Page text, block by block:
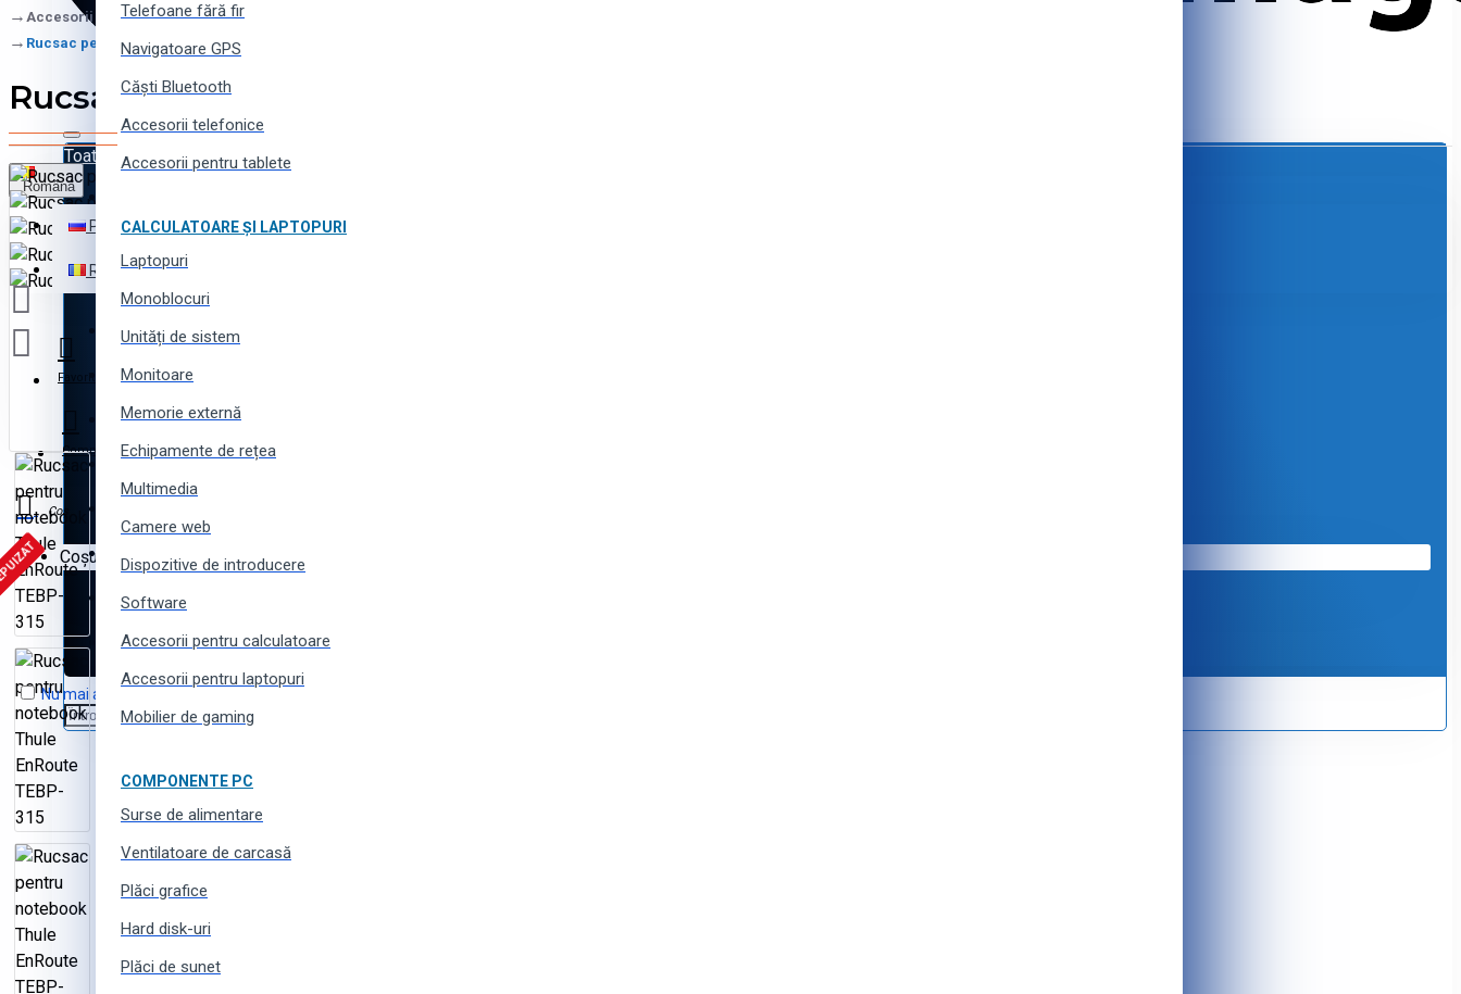
Nu mai arătați acest mesaj
Toate produsele
Instrumente (scule) și utilaj
Echipamente și instalații
Produse pentru business
Produse pentru casă și grădină
Produse sportive, pentru tourism și camping
Haine, încălțăminte și accesorii
Română
Русский
Română
Favorite
Comparare
Coș
Coșul este gol!
Telefoane fără fir
Navigatoare GPS
Căști Bluetooth
Accesorii telefonice
Accesorii pentru tablete
CALCULATOARE ȘI LAPTOPURI
Laptopuri
Monoblocuri
Unități de sistem
Monitoare
Memorie externă
Echipamente de rețea
Multimedia
Camere web
Dispozitive de introducere
Software
Accesorii pentru calculatoare
Accesorii pentru laptopuri
Mobilier de gaming
COMPONENTE PC
Surse de alimentare
Ventilatoare de carcasă
Plăci grafice
Hard disk-uri
Plăci de sunet
Accesorii pentru laptopuri
Rucsac pentru notebook Thule EnRoute TEBP-315
Rucsac pentru notebook Thule EnRoute TEBP-315